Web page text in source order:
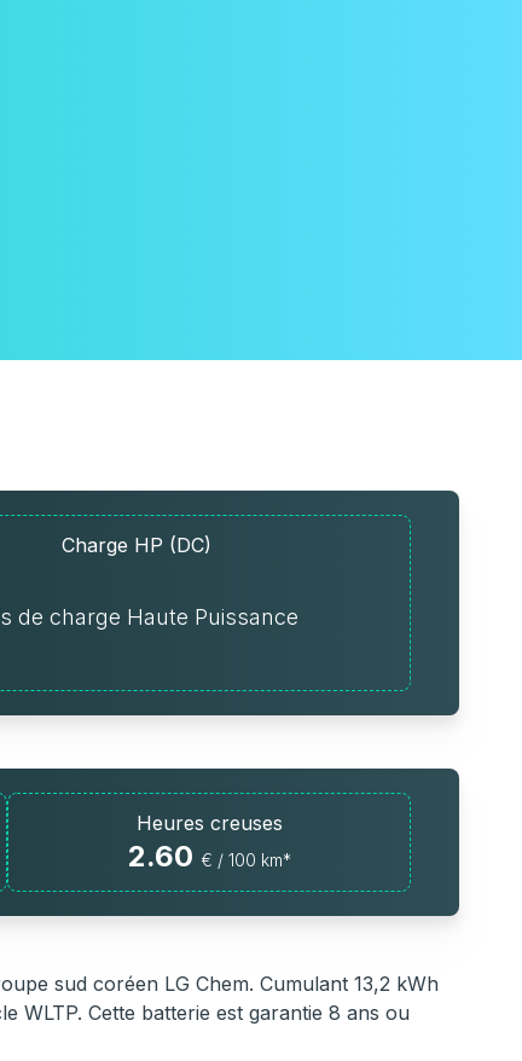
Charge HP (DC)
de charge Haute Puissance
Heures creuses
2.60 € / 100 km*
sud coréen LG Chem. Cumulant 13,2 kWh
WLTP. Cette batterie est garantie 8 ans ou